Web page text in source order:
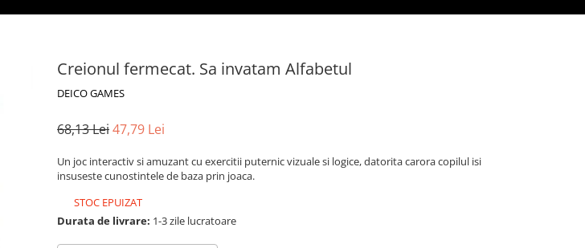
Creionul fermecat. Sa invatam Alfabetul
DEICO GAMES
68,13 Lei47,79 Lei
Un joc interactiv si amuzant cu exercitii puternic vizuale si logice, datorita carora copilul isi
insuseste cunostintele de baza prin joaca.
STOC EPUIZAT
Durata de livrare: 1-3 zile lucratoare